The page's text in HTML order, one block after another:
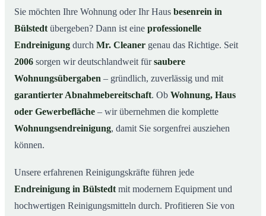
03Warum Mr. Cleaner in Bülstedt?
04So läuft die Endreinigung in Bülstedt ab
05Typische Anlässe für eine Endreinigung
07Jetzt Angebot anfordern
08So sieht eine professionelle Endreinigung in
Sie möchten Ihre Wohnung oder Ihr Haus besenrein in
Bülstedt übergeben? Dann ist eine professionelle
Endreinigung durch Mr. Cleaner genau das Richtige. Seit
2006 sorgen wir deutschlandweit fürsaubere
Wohnungsübergaben – gründlich, zuverlässig und mit
garantierter Abnahmebereitschaft. Ob Wohnung, Haus
oder Gewerbefläche – wir übernehmen die komplette
Wohnungsendreinigung, damit Sie sorgenfrei ausziehen
können.
Unsere erfahrenen Reinigungskräfte führen jede
Endreinigung in Bülstedt mit modernem Equipment und
hochwertigen Reinigungsmitteln durch. Profitieren Sie von